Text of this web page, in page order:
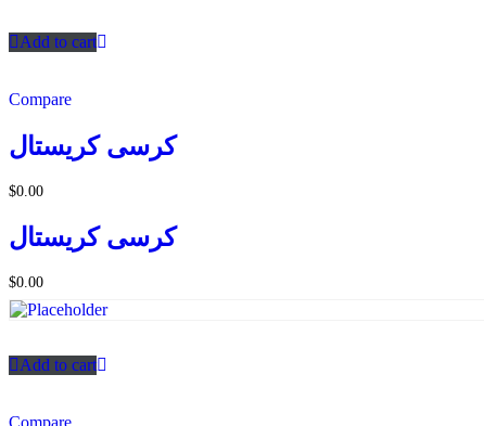
Add to cart
Compare
كرسى كريستال
$0.00
كرسى كريستال
$0.00
Add to cart
Compare